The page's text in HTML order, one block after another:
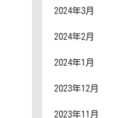
2024年3月
2024年2月
2024年1月
2023年12月
2023年11月